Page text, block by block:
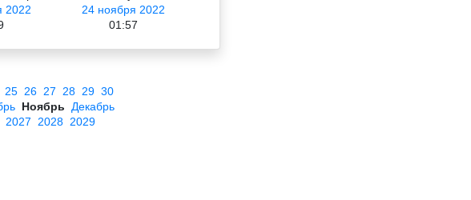
2022
24 ноября 2022
01:57
25 26 27 28 29 30
Ноябрь
Декабрь
2027 2028 2029